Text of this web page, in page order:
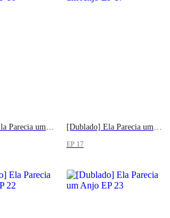
[Dublado] Ela Parecia um Anjo [Dublado] Ela Parecia um Anjo
EP 17